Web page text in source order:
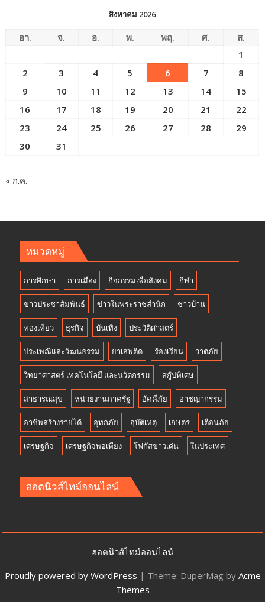
สิงหาคม 2026
อา. จ. อ. พ. พฤ. ศ.
ส.
1
2
3 4 5 6 7
8
9
10 11 12 13 14
15
16
17 18 19 20 21
22
23
24 25 26 27 28
29
30
31
« ก.ค.
หมวดหมู่
การศึกษา การเมือง กิจกรรมเพื่อสังคม กีฬา
ข่าวประชาสัมพันธ์ ข่าวในพระราชสำนัก ชาวบ้าน
ท่องเที่ยว ธุรกิจ บันเทิง ประวัติศาสตร์
ประเพณีและวัฒนธรรม ยาเสพติด ร้องเรียน วาตภัย
วิทยาศาสตร์ เทคโนโลยี และนวัตกรรม สกู๊ปพิเศษ
สาธารณสุข หน่วยงานภาครัฐ อัคคีภัย อาชญากรรม
อาชีพสร้างรายได้ อุทกภัย อุบัติเหตุ เกษตร เตือนภัย
เศรษฐกิจ เศรษฐกิจพอเพียง โฟกัสข่าวเด่น ในประเทศ
ฮอตนิวส์ไทม์ออนไลน์
ฮอตนิวส์ไทม์ออนไลน์
Proudly powered by WordPress | Theme: DuperMag by Acme
Themes